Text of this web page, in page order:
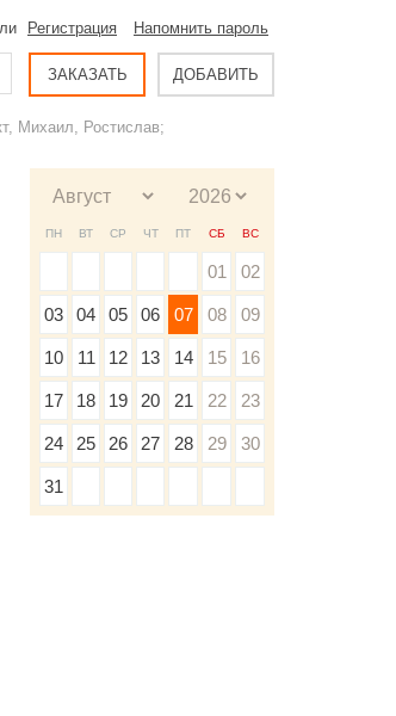
Регистрация Напомнить пароль
ЗАКАЗАТЬ ДОБАВИТЬ
Михаил, Ростислав;
ПН ВТ СР ЧТ ПТ СБ ВС
01 02
03 04 05 06 07 08 09
10 11 12 13 14 15 16
17 18 19 20 21 22 23
24 25 26 27 28 29 30
31